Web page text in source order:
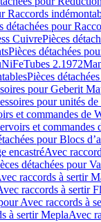
Raccords
détachées pour
CuivrePièces
Pièces détachées
Tubes 2.1972
Pièces
pour Geberit
pour unités
et commandes de
et
pour Blocs
encastréAvec
détachées pour
raccords à sertir
raccords à sertir
Avec raccords à
à sertir MeplaAvec